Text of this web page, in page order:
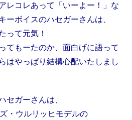
レコレあって「いーよー！」な
ーボイスのハセガーさんは、
って元気！
てもーたのか、面白げに語って
はやっぱり結構心配いたしまし
セガーさんは、
・ウルリッヒモデルの